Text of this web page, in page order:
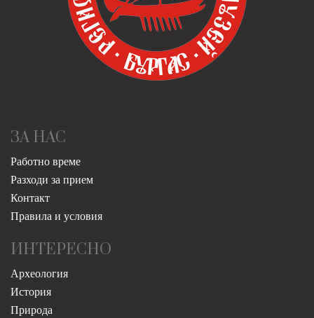
ЗА НАС
Работно време
Разходи за прием
Контакт
Правила и условия
ИНТЕРЕСНО
Археология
История
Природа